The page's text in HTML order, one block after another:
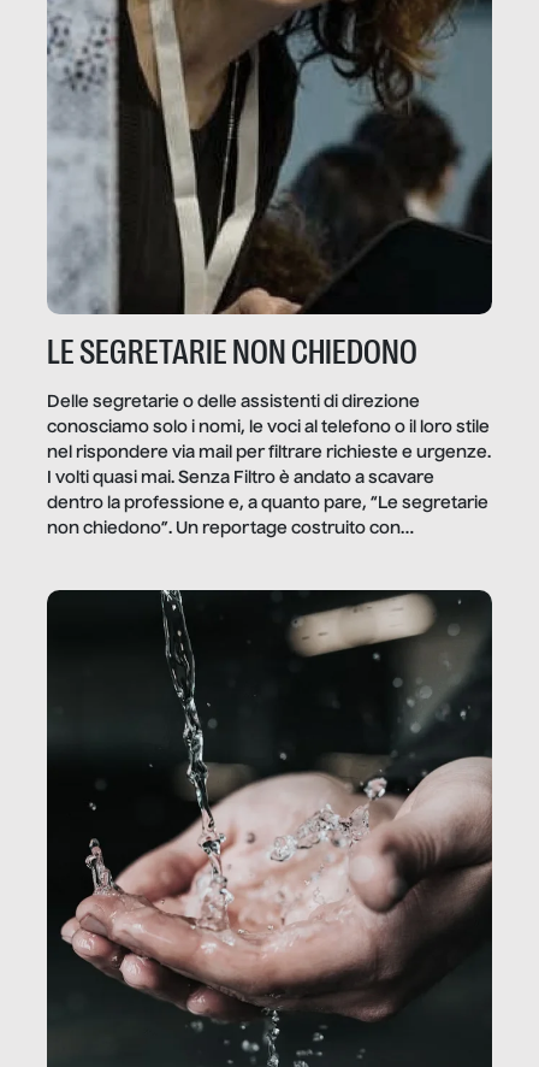
LE SEGRETARIE NON CHIEDONO
Delle segretarie o delle assistenti di direzione
conosciamo solo i nomi, le voci al telefono o il loro stile
nel rispondere via mail per filtrare richieste e urgenze.
I volti quasi mai. Senza Filtro è andato a scavare
dentro la professione e, a quanto pare, “Le segretarie
non chiedono”. Un reportage costruito con